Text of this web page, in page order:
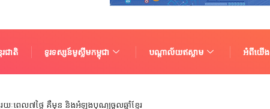
ជាតិ ទូរទស្សន៍មូស្លីមកម្ពុជា បណ្តាល័យឥស្លាម អំពីយើង